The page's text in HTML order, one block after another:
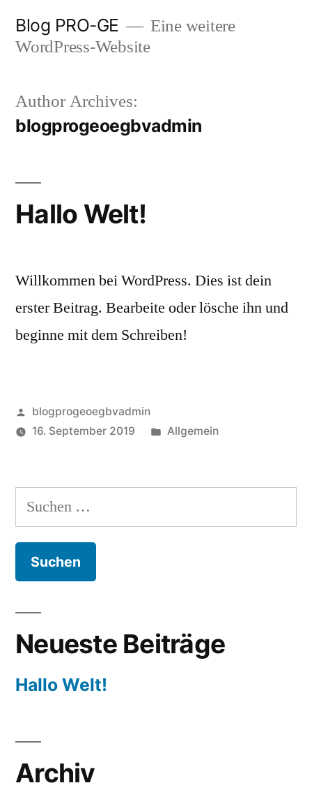
Blog PRO-GE
Eine weitere
WordPress-Website
Author Archives:
blogprogeoegbvadmin
Hallo Welt!
Willkommen bei WordPress. Dies ist dein
erster Beitrag. Bearbeite oder lösche ihn und
beginne mit dem Schreiben!
Posted
by
blogprogeoegbvadmin
16. September 2019
Posted
Allgemein
Suchen
nach:
Neueste Beiträge
Hallo Welt!
Archiv